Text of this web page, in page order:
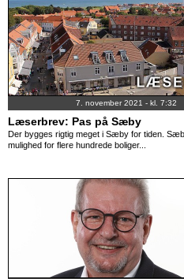
7. november 2021 - kl. 7:32
Læserbrev: Pas på Sæby
Der bygges rigtig meget i Sæby for tiden.
mulighed for flere hundrede boliger...